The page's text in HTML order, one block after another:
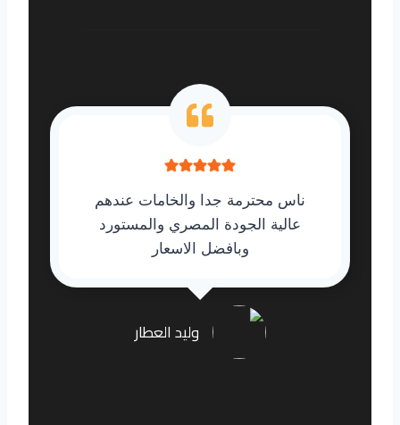
ناس محترمة جدا والخامات عندهم
عالية الجودة المصري والمستورد
وبافضل الاسعار
وليد العطار